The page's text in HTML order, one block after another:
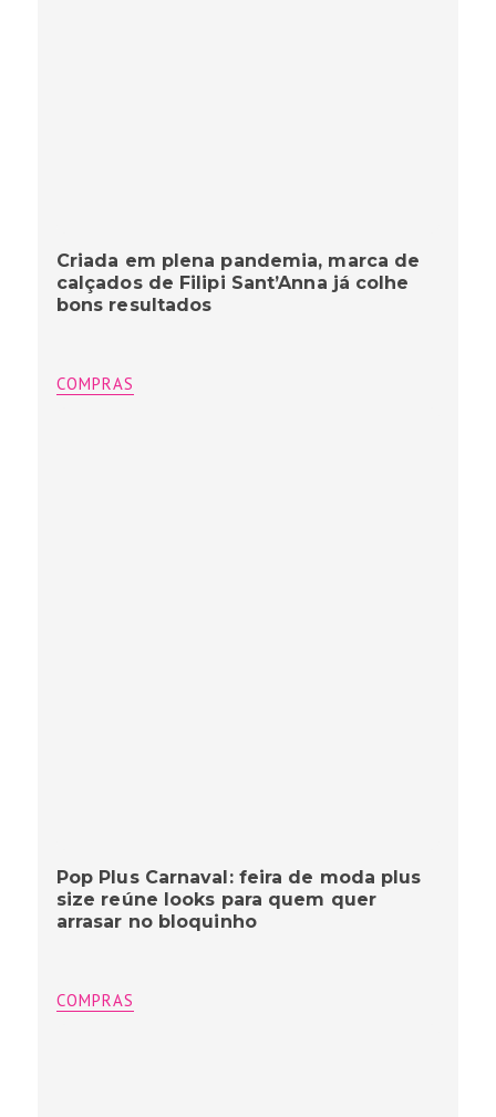
Criada em plena pandemia, marca de
calçados de Filipi Sant’Anna já colhe
bons resultados
COMPRAS
Pop Plus Carnaval: feira de moda plus
size reúne looks para quem quer
arrasar no bloquinho
COMPRAS